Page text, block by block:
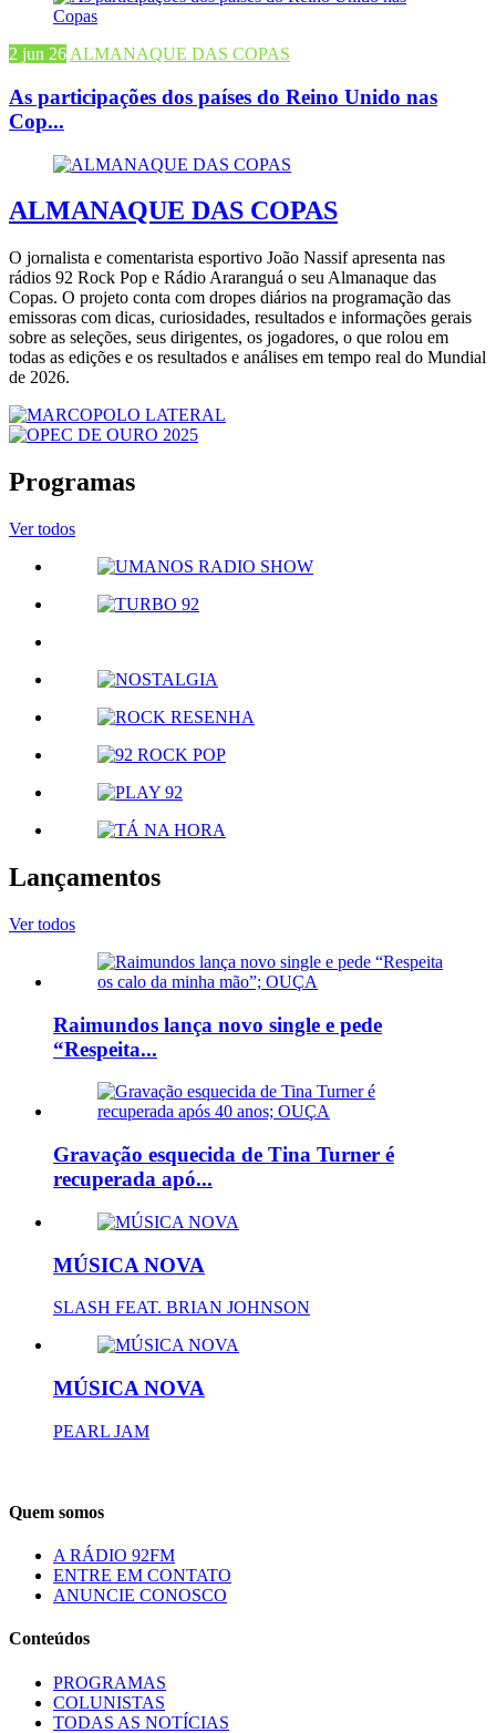
2 jun 26 ALMANAQUE DAS COPAS
As participações dos países do Reino Unido nas
Cop...
ALMANAQUE DAS COPAS
O jornalista e comentarista esportivo João Nassif apresenta nas
rádios 92 Rock Pop e Rádio Araranguá o seu Almanaque das
Copas. O projeto conta com dropes diários na programação das
emissoras com dicas, curiosidades, resultados e informações gerais
sobre as seleções, seus dirigentes, os jogadores, o que rolou em
todas as edições e os resultados e análises em tempo real do Mundial
de 2026.
Programas
Ver todos
Lançamentos
Ver todos
Raimundos lança novo single e pede
“Respeita...
Gravação esquecida de Tina Turner é
recuperada apó...
MÚSICA NOVA
SLASH FEAT. BRIAN JOHNSON
MÚSICA NOVA
PEARL JAM
Quem somos
A RÁDIO 92FM
ENTRE EM CONTATO
ANUNCIE CONOSCO
Conteúdos
PROGRAMAS
COLUNISTAS
TODAS AS NOTÍCIAS